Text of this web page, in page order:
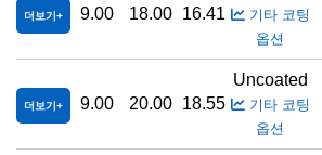
더보기 9.00 18.00 16.41
기타 코팅
옵션
더보기 9.00 20.00 18.55
Uncoated
기타 코팅
옵션